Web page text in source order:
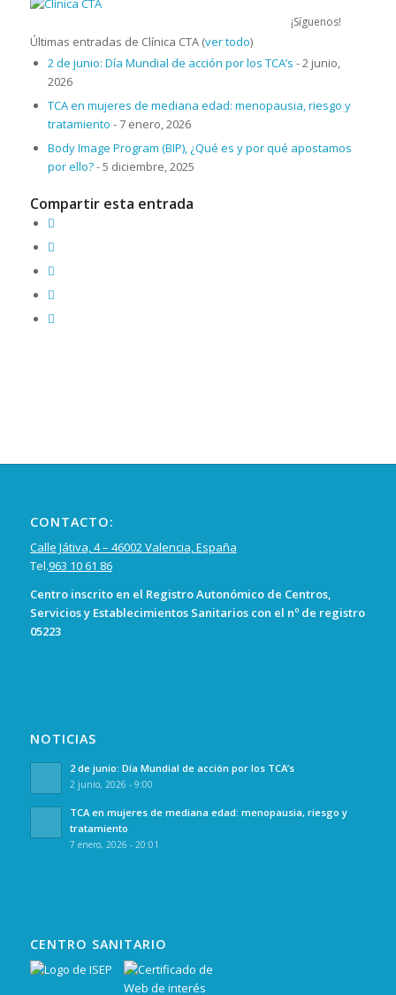
¡Síguenos!
Últimas entradas de Clínica CTA (ver todo)
2 de junio: Día Mundial de acción por los TCA’s - 2 junio,
2026
TCA en mujeres de mediana edad: menopausia, riesgo y
tratamiento - 7 enero, 2026
Body Image Program (BIP), ¿Qué es y por qué apostamos
por ello?- 5 diciembre, 2025
Compartir esta entrada
CONTACTO:
Calle Játiva, 4 – 46002 Valencia, España
Tel.963 10 61 86
Centro inscrito en el Registro Autonómico de Centros,
Servicios y Establecimientos Sanitarios con el nº de registro
05223
NOTICIAS
2 de junio: Día Mundial de acción por los TCA’s
2 junio, 2026 - 9:00
TCA en mujeres de mediana edad: menopausia, riesgo y
tratamiento
7 enero, 2026 - 20:01
CENTRO SANITARIO